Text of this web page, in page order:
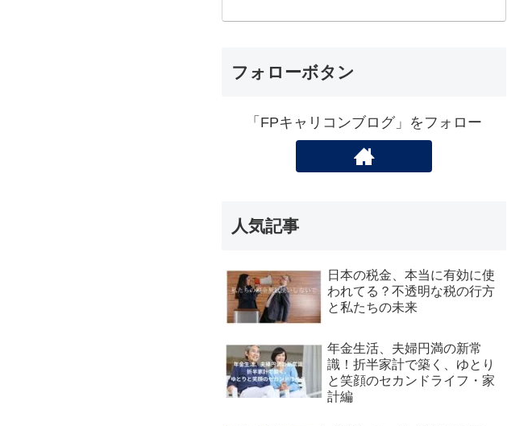
フォローボタン
「FPキャリコンブログ」をフォロー
人気記事
日本の税金、本当に有効に使
われてる？不透明な税の行方
と私たちの未来
年金生活、夫婦円満の新常
識！折半家計で築く、ゆとり
と笑顔のセカンドライフ・家
計編